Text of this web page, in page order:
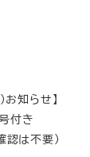
知らせ】
付き
は不要）